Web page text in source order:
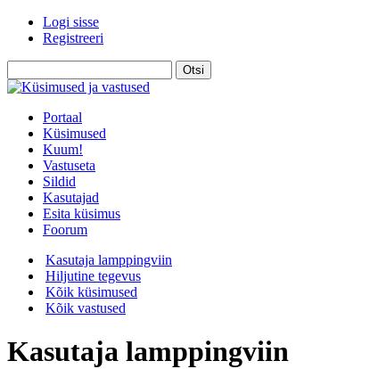
Logi sisse
Registreeri
Portaal
Küsimused
Kuum!
Vastuseta
Sildid
Kasutajad
Esita küsimus
Foorum
Kasutaja lamppingviin
Hiljutine tegevus
Kõik küsimused
Kõik vastused
Kasutaja lamppingviin